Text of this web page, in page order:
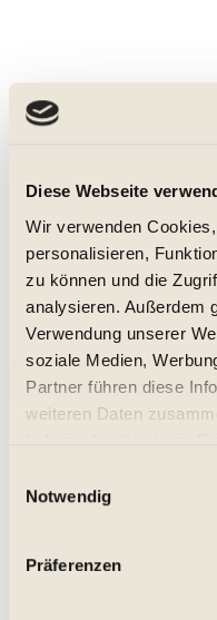
Diese Webseite
Wir verwenden
personalisieren,
zu können und die
analysieren. Außerdem
Verwendung unserer
soziale Medien,
Partner führen diese
weiteren Daten
Notwendig
Präferenzen
Grauburgunder
Schreckbichl
trocken, Jg. 2023
15,95 € *
Inhalt:0.75 Liter (21,27 € * / 1
inkl. MwSt.zzgl. Versandkosten
Lieferzeit ca. 1-3 Tage**
Artikel-Nr.: